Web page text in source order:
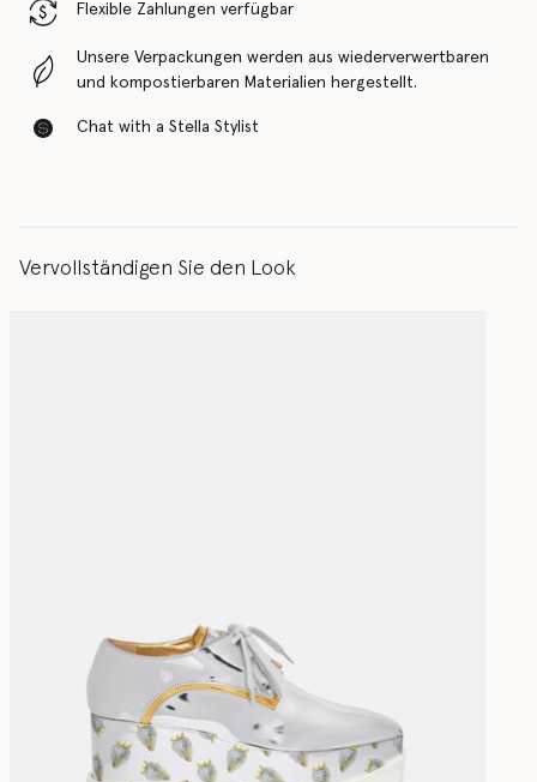
Flexible Zahlungen verfügbar
Unsere Verpackungen werden aus wiederverwertbaren
und kompostierbaren Materialien hergestellt.
Chat with a Stella Stylist
Vervollständigen Sie den Look